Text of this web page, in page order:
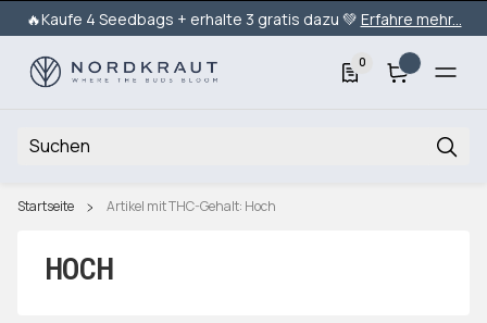
🔥Kaufe 4 Seedbags + erhalte 3 gratis dazu 💚 Erfahre mehr...
0
Startseite Artikel mit THC-Gehalt: Hoch
HOCH